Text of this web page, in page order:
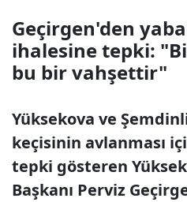
Geçirgen'den
ihalesine tepki:
bu bir vahşettir"
Yüksekova ve
keçisinin avlanması
tepki gösteren
Başkanı Perviz